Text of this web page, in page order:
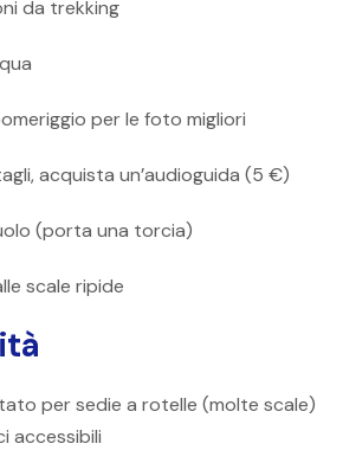
da trekking
per le foto migliori
acquista un’audioguida (5 €)
(porta una torcia)
scale ripide
per sedie a rotelle (molte scale)
accessibili